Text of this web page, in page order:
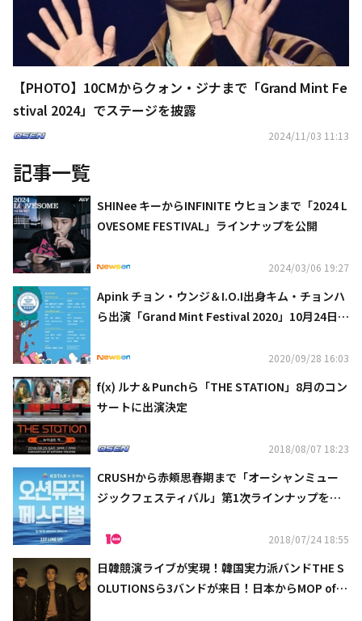
【PHOTO】10CMからクォン・ジナまで「Grand Mint Fe
stival 2024」でステージを披露
2024/11/03 11:13
記事一覧
SHINee キーからINFINITE ウヒョンまで「2024 L
OVESOME FESTIVAL」ラインナップを公開
2024/03/06 19:27
Apink チョン・ウンジ＆I.O.I出身キム・チョンハ
ら出演「Grand Mint Festival 2020」10月24日＆
2020/09/28 16:03
f(x) ルナ＆Punchら「THE STATION」8月のコン
サートに出演決定
2018/08/07 18:23
CRUSHから赤頬思春期まで「オーシャンミュー
ジックフェスティバル」第1次ラインナップを公
2018/07/24 18:55
日韓競演ライブが実現！韓国実力派バンドTHE S
OLUTIONSら3バンドが来日！日本からMOP of H